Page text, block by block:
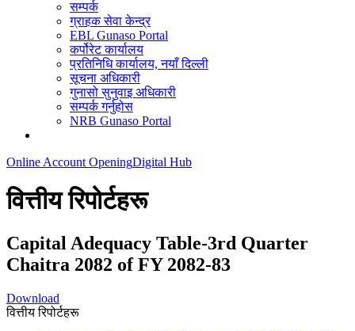
सम्पर्क
ग्राहक सेवा केन्द्र
EBL Gunaso Portal
कर्पोरेट कार्यालय
प्रतिनिधि कार्यालय, नयाँ दिल्ली
सूचना अधिकारी
गुनासो सुनुवाइ अधिकारी
सम्पर्क गर्नुहोस
NRB Gunaso Portal
Online Account OpeningDigital Hub
वित्तीय रिपोर्टहरू
Capital Adequacy Table-3rd Quarter
Chaitra 2082 of FY 2082-83
Download
वित्तीय रिपोर्टहरू